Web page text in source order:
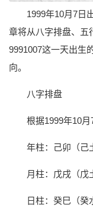
1999年10月7日
章将从八字排盘、五
9991007这一天出生
向。
八字排盘
根据1999年10月
年柱：己卯（己
月柱：戊戌（戊
日柱：癸巳（癸